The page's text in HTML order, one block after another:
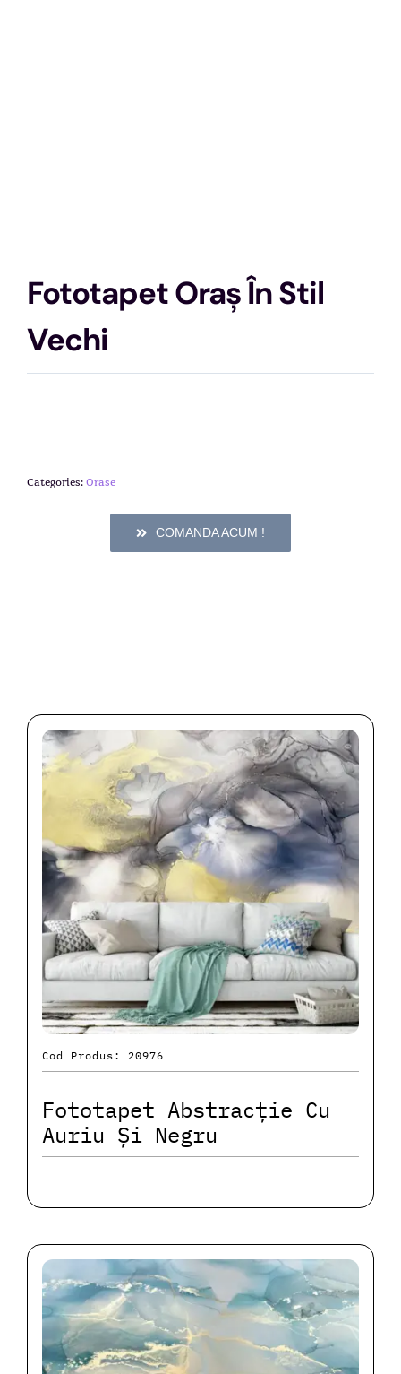
Fototapet Oraș În Stil
Vechi
Categories:Orase
COMANDA ACUM !
Cod Produs: 20976
Fototapet Abstracție Cu
Auriu Și Negru